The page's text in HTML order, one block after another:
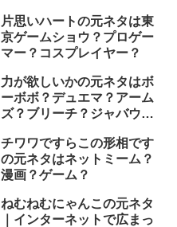
片思いハートの元ネタは東
京ゲームショウ？プロゲー
マー？コスプレイヤー？
力が欲しいかの元ネタはボ
ーボボ？デュエマ？アーム
ズ？ブリーチ？ジャバウォ
チワワですらこの形相です
の元ネタはネットミーム？
漫画？ゲーム？
ねむねむにゃんこの元ネタ
｜インターネットで広まっ